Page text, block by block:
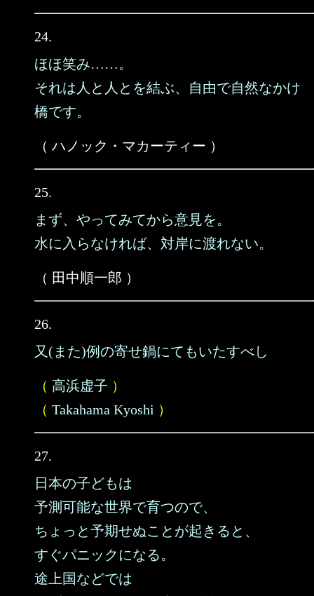
24.
ほほ笑み……。
それは人と人とを結ぶ、自由で自然なかけ
橋です。
（ ハノック・マカーティー ）
25.
まず、やってみてから意見を。
水に入らなければ、対岸に渡れない。
（ 田中順一郎 ）
26.
又(また)例の寄せ鍋にてもいたすべし
（ 高浜虚子 ）
（ Takahama Kyoshi ）
27.
日本の子どもは
予測可能な世界で育つので、
ちょっと予期せぬことが起きると、
すぐパニックになる。
途上国などでは